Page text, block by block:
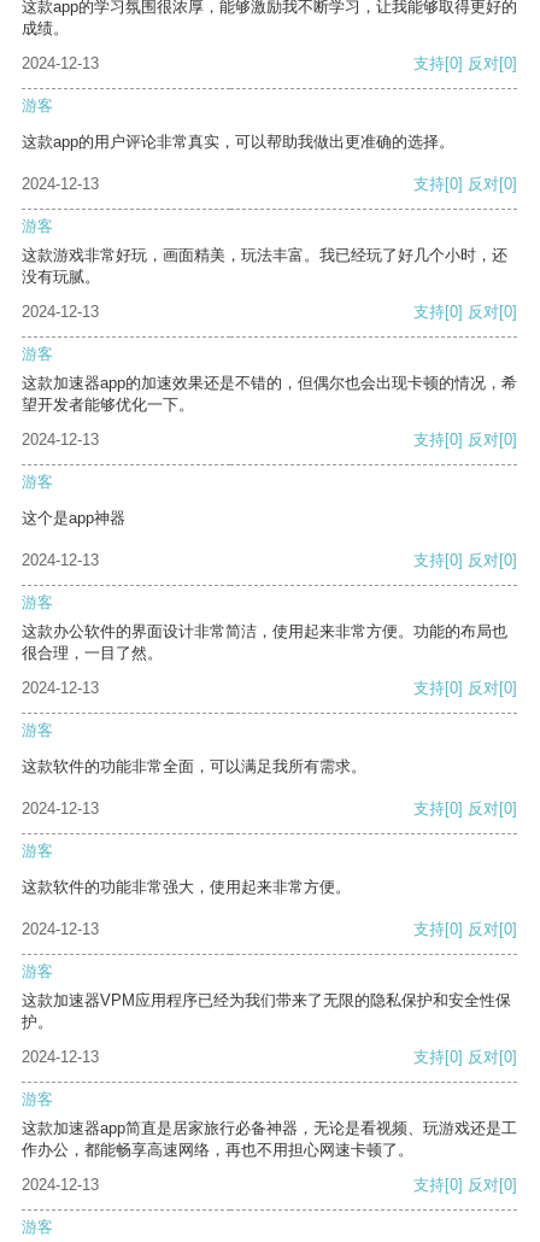
这款app的学习氛围很浓厚，能够激励我不断学习，让我能够取得更好的
成绩。
2024-12-13
支持[0] 反对[0]
游客
这款app的用户评论非常真实，可以帮助我做出更准确的选择。
2024-12-13 支持[0] 反对[0]
游客
这款游戏非常好玩，画面精美，玩法丰富。我已经玩了好几个小时，还
没有玩腻。
2024-12-13
支持[0] 反对[0]
游客
这款加速器app的加速效果还是不错的，但偶尔也会出现卡顿的情况，希
望开发者能够优化一下。
2024-12-13
支持[0] 反对[0]
游客
这个是app神器
2024-12-13 支持[0] 反对[0]
游客
这款办公软件的界面设计非常简洁，使用起来非常方便。功能的布局也
很合理，一目了然。
2024-12-13
支持[0] 反对[0]
游客
这款软件的功能非常全面，可以满足我所有需求。
2024-12-13 支持[0] 反对[0]
游客
这款软件的功能非常强大，使用起来非常方便。
2024-12-13 支持[0] 反对[0]
游客
这款加速器VPM应用程序已经为我们带来了无限的隐私保护和安全性保
护。
2024-12-13
支持[0] 反对[0]
游客
这款加速器app简直是居家旅行必备神器，无论是看视频、玩游戏还是工
作办公，都能畅享高速网络，再也不用担心网速卡顿了。
2024-12-13
支持[0] 反对[0]
游客